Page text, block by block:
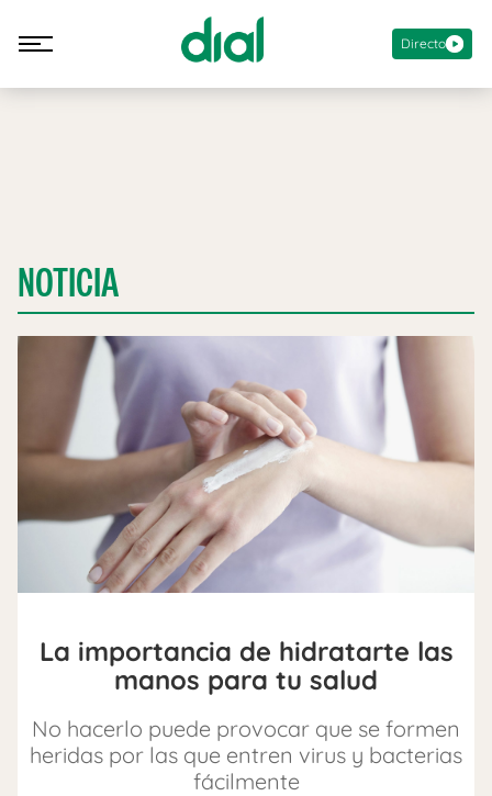
Directo
NOTICIA
La importancia de hidratarte las
manos para tu salud
No hacerlo puede provocar que se formen
heridas por las que entren virus y bacterias
fácilmente